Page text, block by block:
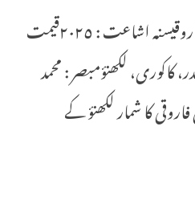
مصنف : مولانا عبدالعلی فاروقیسنہ اشاعت : ٢٠٢٥قیمت
کاکوری، لکھنؤمبصر : محمد
کا شمار لکھنؤ کے